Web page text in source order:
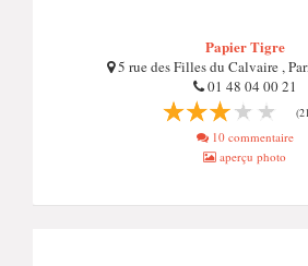
Papier Tigre
5 rue des Filles du Calvaire ,
01 48 04 00 21
10 commentaire
aperçu photo